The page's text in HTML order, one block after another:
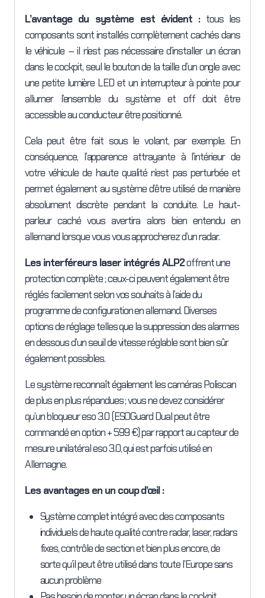
L’avantage du système est évident :tous les
composants sont installés complètement cachés dans
le véhicule – il n’est pas nécessaire d’installer un écran
dans le cockpit, seul le bouton de la taille d’un ongle avec
une petite lumière LED et un interrupteur à pointe pour
allumer l’ensemble du système et off doit être
accessible au conducteur être positionné.
Cela peut être fait sous le volant, par exemple. En
conséquence, l’apparence attrayante à l’intérieur de
votre véhicule de haute qualité n’est pas perturbée et
permet également au système d’être utilisé de manière
absolument discrète pendant la conduite. Le haut-
parleur caché vous avertira alors bien entendu en
allemand lorsque vous vous approcherez d’un radar.
Les interféreurs laser intégrés ALP2offrent une
protection complète ; ceux-ci peuvent également être
réglés facilement selon vos souhaits à l’aide du
programme de configuration en allemand. Diverses
options de réglage telles que la suppression des alarmes
en dessous d’un seuil de vitesse réglable sont bien sûr
également possibles.
Le système reconnaît également les caméras Poliscan
de plus en plus répandues ; vous ne devez considérer
qu’un bloqueur eso 3.0 (ESOGuard Dual peut être
commandé en option + 599 €) par rapport au capteur de
mesure unilatéral eso 3.0, qui est parfois utilisé en
Allemagne.
Les avantages en un coup d’œil :
Système complet intégré avec des composants
individuels de haute qualité contre radar, laser, radars
fixes, contrôle de section et bien plus encore, de
sorte qu’il peut être utilisé dans toute l’Europe sans
aucun problème